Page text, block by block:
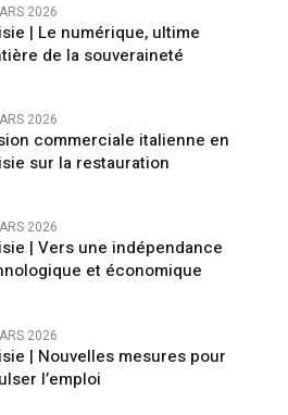
2026
| Le numérique, ultime
de la souveraineté
2026
commerciale italienne en
sur la restauration
2026
| Vers une indépendance
et économique
2026
| Nouvelles mesures pour
l’emploi